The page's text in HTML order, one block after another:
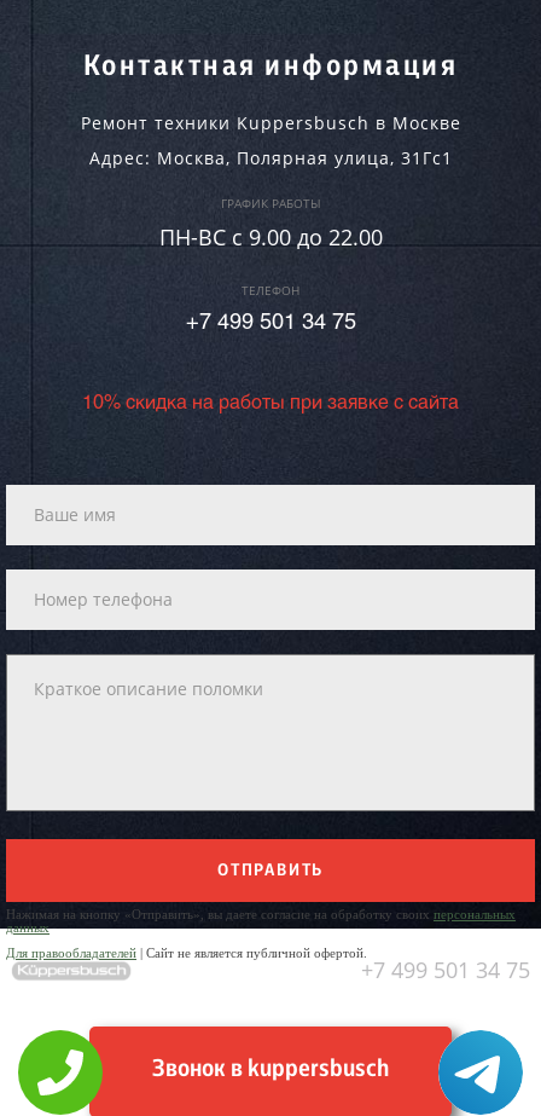
Контактная информация
Ремонт техники Kuppersbusch в Москве
Адрес: Москва, Полярная улица, 31Гс1
ГРАФИК РАБОТЫ
ПН-ВC c 9.00 до 22.00
ТЕЛЕФОН
+7 499 501 34 75
10% скидка на работы при заявке с сайта
ОТПРАВИТЬ
Нажимая на кнопку «Отправить», вы даете согласие на обработку своих персональных
данных
Для правообладателей | Сайт не является публичной офертой.
+7 499 501 34 75
Звонок в kuppersbusch